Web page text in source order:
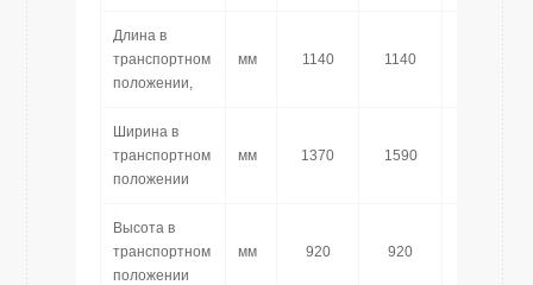
Длина в
транспортном
положении,
мм 1140 1140
Ширина в
транспортном
положении
мм 1370 1590
Высота в
транспортном
положении
мм 920 920